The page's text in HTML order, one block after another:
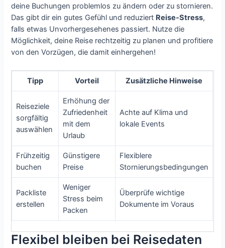
deine Buchungen problemlos zu ändern oder zu stornieren.
Das gibt dir ein gutes Gefühl und reduziert Reise-Stress,
falls etwas Unvorhergesehenes passiert. Nutze die
Möglichkeit, deine Reise rechtzeitig zu planen und profitiere
von den Vorzügen, die damit einhergehen!
Tipp Vorteil Zusätzliche Hinweise
Reiseziele
sorgfältig
auswählen
Erhöhung der
Zufriedenheit
mit dem
Urlaub
Achte auf Klima und
lokale Events
Frühzeitig
buchen
Günstigere
Preise
Flexiblere
Stornierungsbedingungen
Packliste
erstellen
Weniger
Stress beim
Packen
Überprüfe wichtige
Dokumente im Voraus
Flexibel bleiben bei Reisedaten